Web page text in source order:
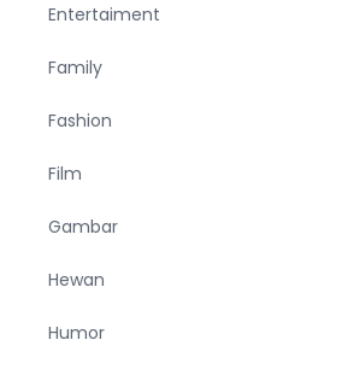
Entertaiment
Family
Fashion
Film
Gambar
Hewan
Humor